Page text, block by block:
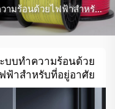
ร้อนด้วยไฟฟ้าสำหรับที่อยู่อาศัย
บบทำความร้อนด้วย
ฟ้าสำหรับที่อยู่อาศัย